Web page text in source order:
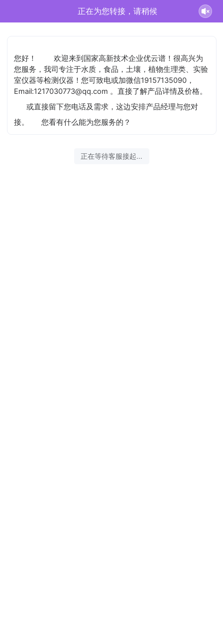
正在为您转接，请稍候
您好！
欢迎来到国家高新技术企业优云谱！很高兴为
您服务，我司专注于水质，食品，土壤，植物生理类、实验
室仪器等检测仪器！您可致电或加微信19157135090，
Email:1217030773@qq.com 。直接了解产品详情及价格。
或直接留下您电话及需求，这边安排产品经理与您对
接。
您看有什么能为您服务的？
正在等待客服接起...